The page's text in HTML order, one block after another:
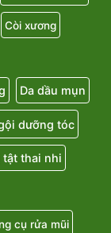
Còi xương
Da dầu mụn
dưỡng tóc
tật thai nhi
cụ rửa mũi